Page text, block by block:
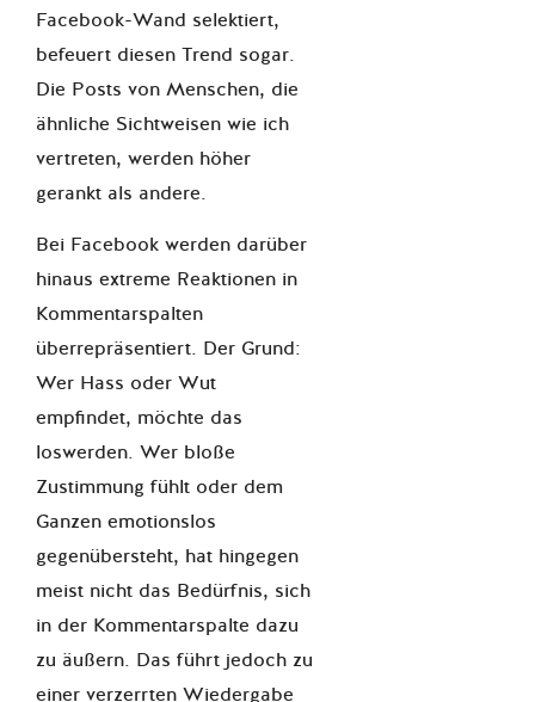
Facebook-Wand selektiert,
befeuert diesen Trend sogar.
Die Posts von Menschen, die
ähnliche Sichtweisen wie ich
vertreten, werden höher
gerankt als andere.
Bei Facebook werden darüber
hinaus extreme Reaktionen in
Kommentarspalten
überrepräsentiert. Der Grund:
Wer Hass oder Wut
empfindet, möchte das
loswerden. Wer bloße
Zustimmung fühlt oder dem
Ganzen emotionslos
gegenübersteht, hat hingegen
meist nicht das Bedürfnis, sich
in der Kommentarspalte dazu
zu äußern. Das führt jedoch zu
einer verzerrten Wiedergabe